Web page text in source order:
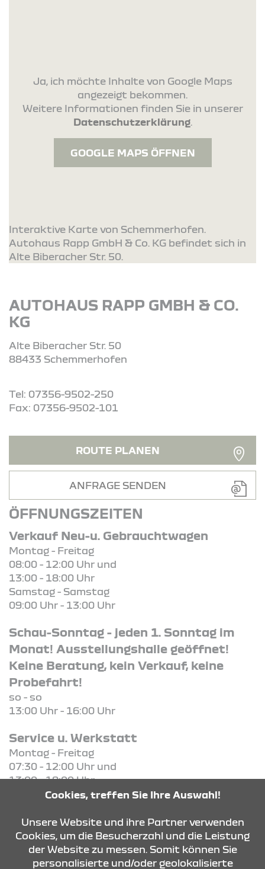
Ja, ich möchte Inhalte von Google Maps
angezeigt bekommen.
Weitere Informationen finden Sie in unserer
Datenschutzerklärung.
GOOGLE MAPS ÖFFNEN
Interaktive Karte von Schemmerhofen.
Autohaus Rapp GmbH & Co. KG befindet sich in
Alte Biberacher Str. 50.
AUTOHAUS RAPP GMBH & CO.
KG
Alte Biberacher Str. 50
88433 Schemmerhofen
Tel: 07356-9502-250
Fax: 07356-9502-101
ROUTE PLANEN
ANFRAGE SENDEN
ÖFFNUNGSZEITEN
Verkauf Neu-u. Gebrauchtwagen
Montag - Freitag
08:00 - 12:00 Uhr und
13:00 - 18:00 Uhr
Samstag - Samstag
09:00 Uhr - 13:00 Uhr
Schau-Sonntag - jeden 1. Sonntag im
Monat! Ausstellungshalle geöffnet!
Keine Beratung, kein Verkauf, keine
Probefahrt!
so - so
13:00 Uhr - 16:00 Uhr
Service u. Werkstatt
Montag - Freitag
07:30 - 12:00 Uhr und
13:00 - 18:00 Uhr
KONTAKT & ANFAHRT
Cookies, treffen Sie Ihre Auswahl!
Unsere Website und ihre Partner verwenden
Cookies, um die Besucherzahl und die Leistung
der Website zu messen. Somit können Sie
personalisierte und/oder geolokalisierte